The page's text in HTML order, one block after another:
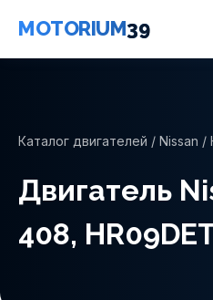
MOTORIUM39
Каталог двигателей / Nissan /
Двигатель
408,